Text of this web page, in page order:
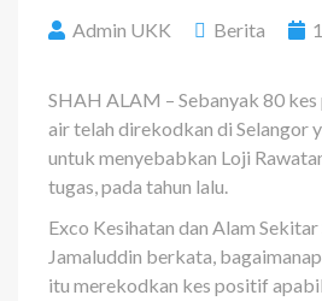
Admin UKK Berita
SHAH ALAM – Sebanyak 80
air telah direkodkan di Selangor
untuk menyebabkan Loji
tugas, pada tahun lalu.
Exco Kesihatan dan Alam Sekitar
Jamaluddin berkata,
itu merekodkan kes positif